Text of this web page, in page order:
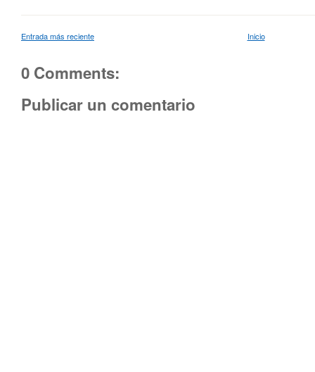
Entrada más reciente Inicio
0 Comments:
Publicar un comentario